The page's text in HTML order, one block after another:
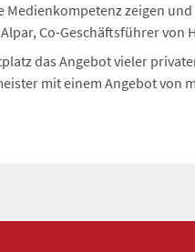
zeigen
Co-Geschäftsführer von
das Angebot vieler
mit einem Angebot von